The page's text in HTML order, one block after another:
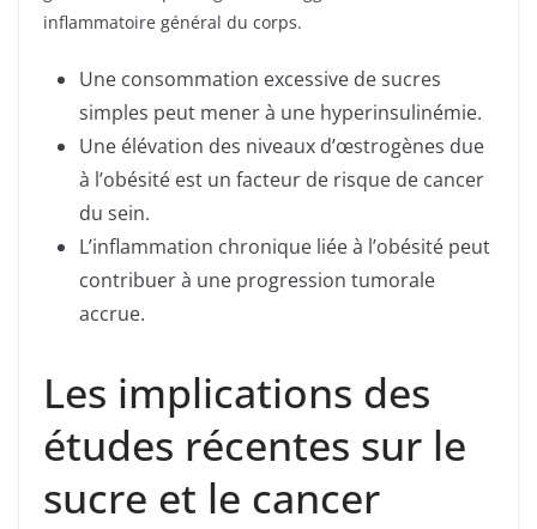
inflammatoire général du corps.
Une consommation excessive de sucres
simples peut mener à une hyperinsulinémie.
Une élévation des niveaux d’œstrogènes due
à l’obésité est un facteur de risque de cancer
du sein.
L’inflammation chronique liée à l’obésité peut
contribuer à une progression tumorale
accrue.
Les implications des
études récentes sur le
sucre et le cancer